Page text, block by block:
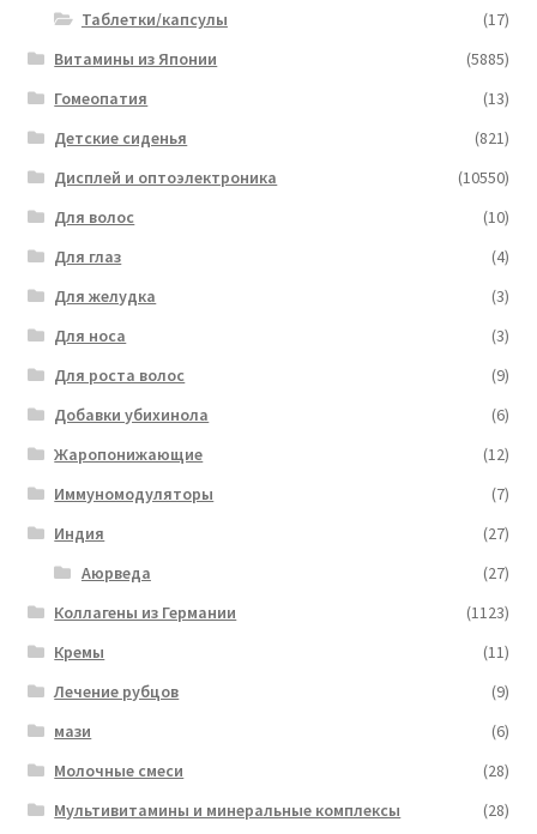
Таблетки/капсулы
(17)
Витамины из Японии
(5885)
Гомеопатия
(13)
Детские сиденья
(821)
Дисплей и оптоэлектроника
(10550)
Для волос
(10)
Для глаз
(4)
Для желудка
(3)
Для носа
(3)
Для роста волос
(9)
Добавки убихинола
(6)
Жаропонижающие
(12)
Иммуномодуляторы
(7)
Индия
(27)
Аюрведа
(27)
Коллагены из Германии
(1123)
Кремы
(11)
Лечение рубцов
(9)
мази
(6)
Молочные смеси
(28)
Мультивитамины и минеральные комплексы
(28)